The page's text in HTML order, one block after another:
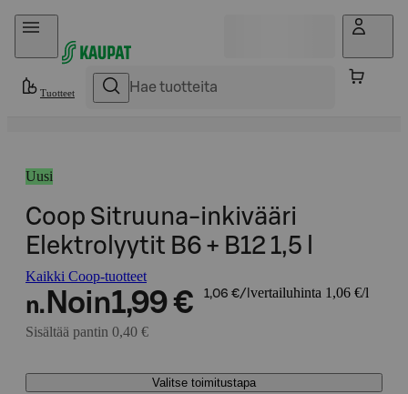
Hyppää sisältöön
Tuotteet
Uusi
Coop Sitruuna-inkivääri
Elektrolyytit B6 + B12 1,5 l
Kaikki Coop-tuotteet
n. Noin1,99 € 1,06 €/l vertailuhinta 1,06 €/l
Sisältää pantin 0,40 €
Valitse toimitustapa